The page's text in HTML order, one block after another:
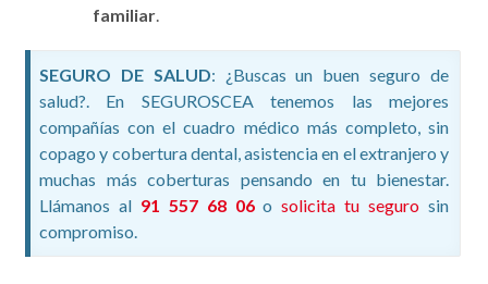
familiar.
SEGURO DE SALUD: ¿Buscas un buen seguro de
salud?. En SEGUROSCEA tenemos las mejores
compañías con el cuadro médico más completo, sin
copago y cobertura dental, asistencia en el extranjero y
muchas más coberturas pensando en tu bienestar.
Llámanos al 91 557 68 06osolicita tu segurosin
compromiso.